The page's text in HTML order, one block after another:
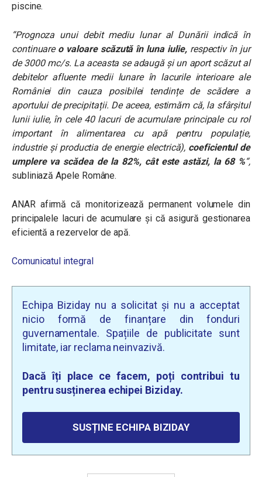
piscine.
“Prognoza unui debit mediu lunar al Dunării indică în
continuare o valoare scăzută în luna iulie,respectiv în jur
de 3000 mc/s. La aceasta se adaugă și un aport scăzut al
debitelor afluente medii lunare în lacurile interioare ale
României din cauza posibilei tendințe de scădere a
aportului de precipitații. De aceea, estimăm că, la sfârșitul
lunii iulie, în cele 40 lacuri de acumulare principale cu rol
important în alimentarea cu apă pentru populație,
industrie și productia de energie electrică), coeficientul de
umplere va scădea de la 82%, cât este astăzi, la 68 %“,
subliniază Apele Române.
ANAR afirmă că monitorizează permanent volumele din
principalele lacuri de acumulare și că asigură gestionarea
eficientă a rezervelor de apă.
Comunicatul integral
Echipa Biziday nu a solicitat și nu a acceptat
nicio formă de finanțare din fonduri
guvernamentale. Spațiile de publicitate sunt
limitate, iar reclama neinvazivă.
Dacă îți place ce facem, poți contribui tu
pentru susținerea echipei Biziday.
SUSȚINE ECHIPA BIZIDAY